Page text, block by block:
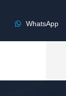
WhatsApp